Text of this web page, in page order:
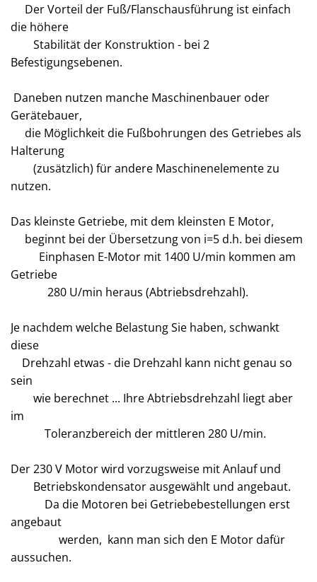
Der Vorteil der Fuß/Flanschausführung ist einfach
die höhere
Stabilität der Konstruktion - bei 2
Befestigungsebenen.
Daneben nutzen manche Maschinenbauer oder
Gerätebauer,
die Möglichkeit die Fußbohrungen des Getriebes als
Halterung
(zusätzlich) für andere Maschinenelemente zu
nutzen.
Das kleinste Getriebe, mit dem kleinsten E Motor,
beginnt bei der Übersetzung von i=5 d.h. bei diesem
Einphasen E-Motor mit 1400 U/min kommen am
Getriebe
280 U/min heraus (Abtriebsdrehzahl).
Je nachdem welche Belastung Sie haben, schwankt
diese
Drehzahl etwas - die Drehzahl kann nicht genau so
sein
wie berechnet ... Ihre Abtriebsdrehzahl liegt aber
im
Toleranzbereich der mittleren 280 U/min.
Der 230 V Motor wird vorzugsweise mit Anlauf und
Betriebskondensator ausgewählt und angebaut.
Da die Motoren bei Getriebebestellungen erst
angebaut
werden, kann man sich den E Motor dafür
aussuchen.